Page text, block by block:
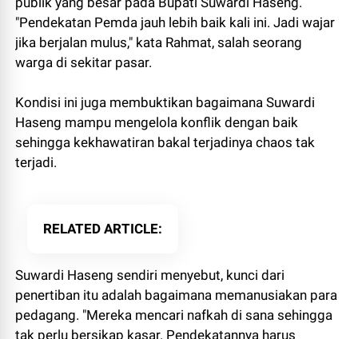
"Pendekatan Pemda jauh lebih baik kali ini. Jadi wajar
jika berjalan mulus," kata Rahmat, salah seorang
warga di sekitar pasar.
Kondisi ini juga membuktikan bagaimana Suwardi
Haseng mampu mengelola konflik dengan baik
sehingga kekhawatiran bakal terjadinya chaos tak
terjadi.
RELATED ARTICLE
Suwardi Haseng sendiri menyebut, kunci dari
penertiban itu adalah bagaimana memanusiakan para
pedagang. "Mereka mencari nafkah di sana sehingga
tak perlu bersikap kasar. Pendekatannya harus